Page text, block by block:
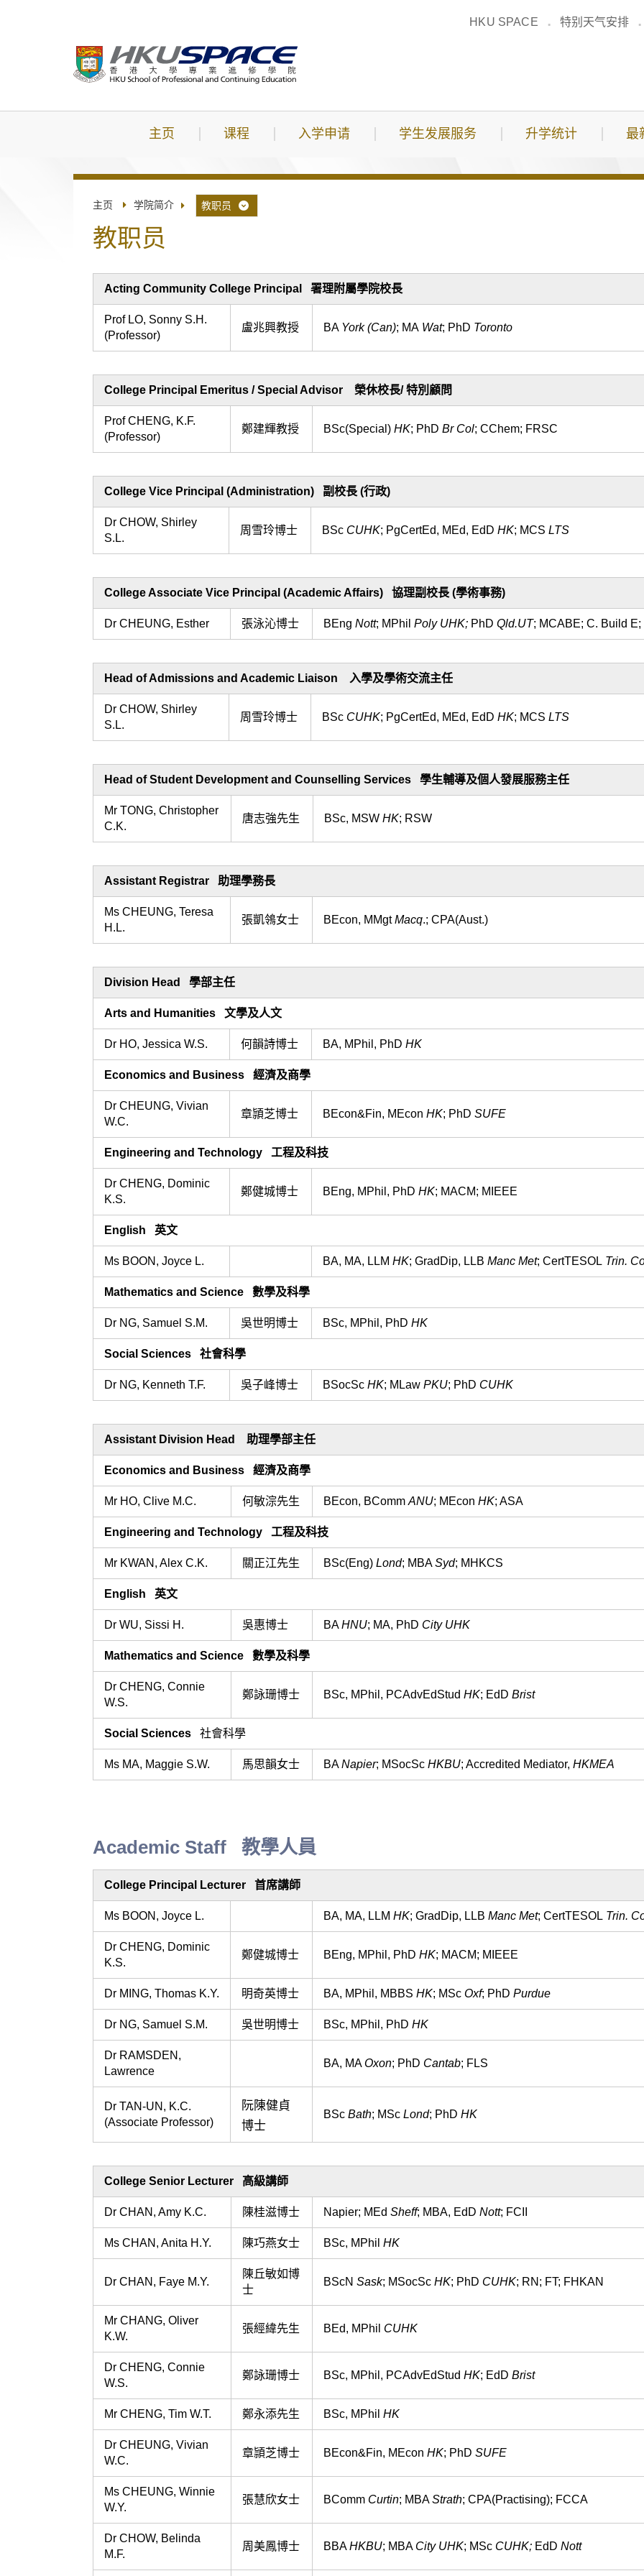
HKU SPACE 特别天气安排
主页 课程 入学申请 学生发展服务 升学统计 最
主页 学院简介 教职员
教职员
Acting Community College Principal 署理附屬學院校長
Prof LO, Sonny S.H.
(Professor)
盧兆興教授 BA York (Can); MA Wat; PhD Toronto
College Principal Emeritus / Special Advisor 榮休校長/ 特別顧問
Prof CHENG, K.F.
(Professor)
鄭建輝教授 BSc(Special) HK; PhD Br Col; CChem; FRSC
College Vice Principal (Administration) 副校長 (行政)
Dr CHOW, Shirley
S.L.
周雪玲博士 BSc CUHK; PgCertEd, MEd, EdD HK; MCS LTS
College Associate Vice Principal (Academic Affairs) 協理副校長 (學術事務)
Dr CHEUNG, Esther 張泳沁博士 BEng Nott; MPhil Poly UHK; PhD Qld.UT; MCABE; C. Build E;
Head of Admissions and Academic Liaison 入學及學術交流主任
Dr CHOW, Shirley
S.L.
周雪玲博士 BSc CUHK; PgCertEd, MEd, EdD HK; MCS LTS
Head of Student Development and Counselling Services 學生輔導及個人發展服務主任
Mr TONG, Christopher
C.K.
唐志強先生 BSc, MSW HK; RSW
Assistant Registrar 助理學務長
Ms CHEUNG, Teresa
H.L.
張凱鴒女士 BEcon, MMgtMacq.; CPA(Aust.)
Division Head 學部主任
Arts and Humanities 文學及人文
Dr HO, Jessica W.S. 何韻詩博士 BA, MPhil, PhD HK
Economics and Business 經濟及商學
Dr CHEUNG, Vivian
W.C.
章頴芝博士 BEcon&Fin, MEcon HK; PhD SUFE
Engineering and Technology 工程及科技
Dr CHENG, Dominic
K.S.
鄭健城博士 BEng, MPhil, PhD HK; MACM; MIEEE
English 英文
Ms BOON, Joyce L. BA, MA, LLM HK; GradDip, LLB Manc Met; CertTESOL Trin.
Mathematics and Science 數學及科學
Dr NG, Samuel S.M. 吳世明博士 BSc, MPhil, PhD HK
Social Sciences 社會科學
Dr NG, Kenneth T.F. 吳子峰博士 BSocSc HK; MLaw PKU; PhD CUHK
Assistant Division Head 助理學部主任
Economics and Business 經濟及商學
Mr HO, Clive M.C. 何敏淙先生 BEcon, BComm ANU; MEcon HK; ASA
Engineering and Technology 工程及科技
Mr KWAN, Alex C.K. 關正江先生 BSc(Eng) Lond; MBASyd; MHKCS
English 英文
Dr WU, Sissi H. 吳惠博士 BAHNU; MA, PhD City UHK
Mathematics and Science 數學及科學
Dr CHENG, Connie
W.S.
鄭詠珊博士 BSc, MPhil, PCAdvEdStud HK; EdD Brist
Social Sciences 社會科學
Ms MA, Maggie S.W. 馬思韻女士 BANapier; MSocSc HKBU; Accredited Mediator, HKMEA
Academic Staff 教學人員
College Principal Lecturer 首席講師
Ms BOON, Joyce L. BA, MA, LLM HK; GradDip, LLB Manc Met; CertTESOL Trin.
Dr CHENG, Dominic
K.S.
鄭健城博士 BEng, MPhil, PhD HK; MACM; MIEEE
Dr MING, Thomas K.Y. 明奇英博士 BA, MPhil, MBBS HK; MSc Oxf; PhD Purdue
Dr NG, Samuel S.M. 吳世明博士 BSc, MPhil, PhD HK
Dr RAMSDEN,
Lawrence
BA, MAOxon; PhD Cantab; FLS
Dr TAN-UN, K.C.
(Associate Professor)
阮陳健貞
博士
BSc Bath; MSc Lond; PhD HK
College Senior Lecturer 高級講師
Dr CHAN, Amy K.C. 陳桂滋博士 Napier; MEd Sheff; MBA, EdD Nott; FCI
Ms CHAN, Anita H.Y. 陳巧燕女士 BSc, MPhil HK
Dr CHAN, Faye M.Y.
陳丘敏如博
士
BScN Sask; MSocSc HK; PhD CUHK; RN; FT; FHKAN
Mr CHANG, Oliver
K.W.
張經緯先生 BEd, MPhil CUHK
Dr CHENG, Connie
W.S.
鄭詠珊博士 BSc, MPhil, PCAdvEdStud HK; EdD Brist
Mr CHENG, Tim W.T. 鄭永添先生 BSc, MPhil HK
Dr CHEUNG, Vivian
W.C.
章頴芝博士 BEcon&Fin, MEcon HK; PhD SUFE
Ms CHEUNG, Winnie
W.Y.
張慧欣女士 BComm Curtin; MBAStrath; CPA(Practising); FCCA
Dr CHOW, Belinda
M.F.
周美鳳博士 BBAHKBU; MBA City UHK; MSc CUHK; EdD Nott